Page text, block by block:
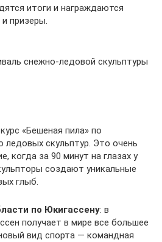
итоги и награждаются
призеры.
снежно-ледовой скульптуры
«Бешеная пила» по
скульптур. Это очень
когда за 90 минут на глазах у
создают уникальные
глыб.
по Юкигассену: в
получает в мире все большее
вид спорта — командная